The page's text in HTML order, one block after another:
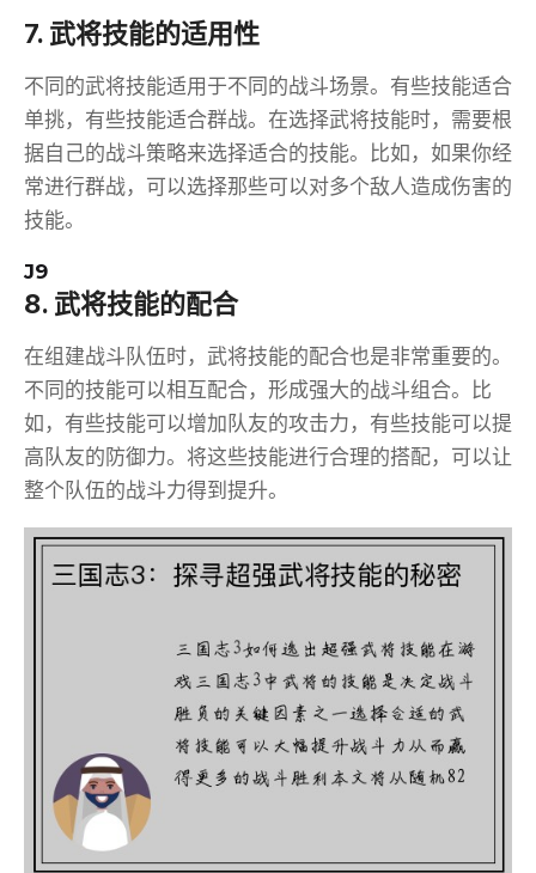
7. 武将技能的适用性
不同的武将技能适用于不同的战斗场景。有些技能适合
单挑，有些技能适合群战。在选择武将技能时，需要根
据自己的战斗策略来选择适合的技能。比如，如果你经
常进行群战，可以选择那些可以对多个敌人造成伤害的
技能。
J9
8. 武将技能的配合
在组建战斗队伍时，武将技能的配合也是非常重要的。
不同的技能可以相互配合，形成强大的战斗组合。比
如，有些技能可以增加队友的攻击力，有些技能可以提
高队友的防御力。将这些技能进行合理的搭配，可以让
整个队伍的战斗力得到提升。